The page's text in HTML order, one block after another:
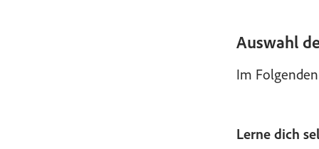
Auswahl
Im
Lerne dich